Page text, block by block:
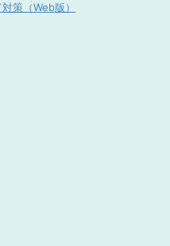
策（Web版）